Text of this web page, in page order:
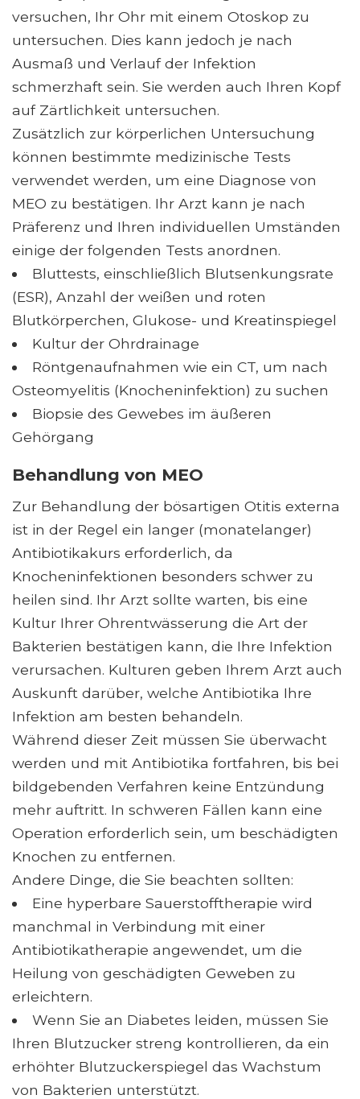
versuchen, Ihr Ohr mit einem Otoskop zu
untersuchen. Dies kann jedoch je nach
Ausmaß und Verlauf der Infektion
schmerzhaft sein. Sie werden auch Ihren Kopf
auf Zärtlichkeit untersuchen.
Zusätzlich zur körperlichen Untersuchung
können bestimmte medizinische Tests
verwendet werden, um eine Diagnose von
MEO zu bestätigen. Ihr Arzt kann je nach
Präferenz und Ihren individuellen Umständen
einige der folgenden Tests anordnen.
Bluttests, einschließlich Blutsenkungsrate
(ESR), Anzahl der weißen und roten
Blutkörperchen, Glukose- und Kreatinspiegel
Kultur der Ohrdrainage
Röntgenaufnahmen wie ein CT, um nach
Osteomyelitis (Knocheninfektion) zu suchen
Biopsie des Gewebes im äußeren
Gehörgang
Behandlung von MEO
Zur Behandlung der bösartigen Otitis externa
ist in der Regel ein langer (monatelanger)
Antibiotikakurs erforderlich, da
Knocheninfektionen besonders schwer zu
heilen sind. Ihr Arzt sollte warten, bis eine
Kultur Ihrer Ohrentwässerung die Art der
Bakterien bestätigen kann, die Ihre Infektion
verursachen. Kulturen geben Ihrem Arzt auch
Auskunft darüber, welche Antibiotika Ihre
Infektion am besten behandeln.
Während dieser Zeit müssen Sie überwacht
werden und mit Antibiotika fortfahren, bis bei
bildgebenden Verfahren keine Entzündung
mehr auftritt. In schweren Fällen kann eine
Operation erforderlich sein, um beschädigten
Knochen zu entfernen.
Andere Dinge, die Sie beachten sollten:
Eine hyperbare Sauerstofftherapie wird
manchmal in Verbindung mit einer
Antibiotikatherapie angewendet, um die
Heilung von geschädigten Geweben zu
erleichtern.
Wenn Sie an Diabetes leiden, müssen Sie
Ihren Blutzucker streng kontrollieren, da ein
erhöhter Blutzuckerspiegel das Wachstum
von Bakterien unterstützt.